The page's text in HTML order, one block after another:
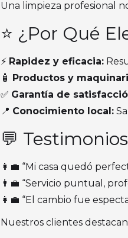
Una limpieza profesional
⭐ ¿Por Qué
⚡ Rapidez y eficacia:
🧴 Productos y
✅ Garantía de
📍 Conocimiento local:
💬
👩‍💼 “Mi casa quedó
👨‍💼 “Servicio puntual,
👩‍💼 “El cambio fue
Nuestros clientes